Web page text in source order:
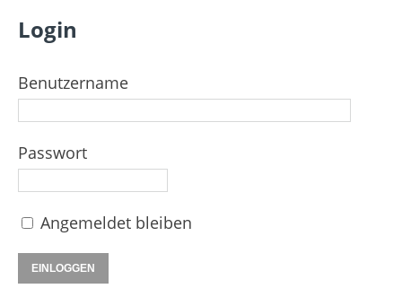
Login
Benutzername
Passwort
Angemeldet bleiben